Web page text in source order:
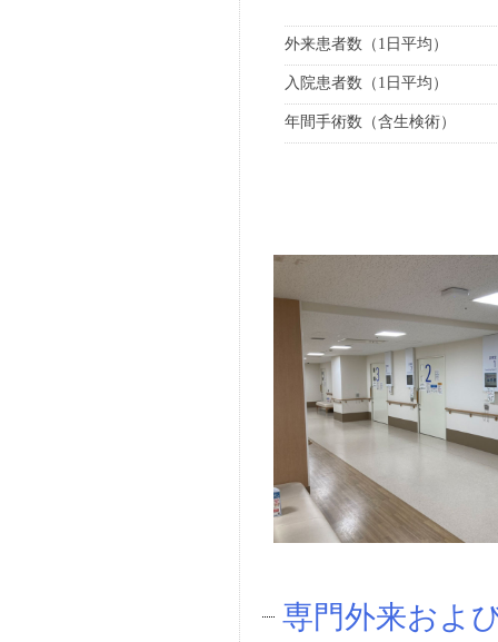
外来患者数（1日平均）
入院患者数（1日平均）
年間手術数（含生検術）
専門外来およ